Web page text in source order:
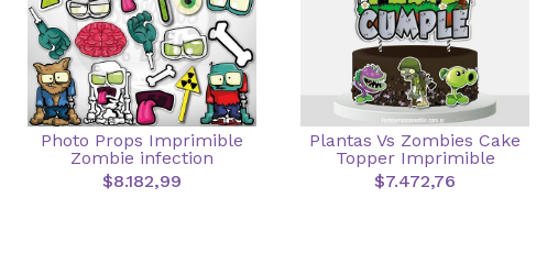
Photo Props Imprimible
Zombie infection
$8.182,99
Plantas Vs Zombies Cake
Topper Imprimible
$7.472,76